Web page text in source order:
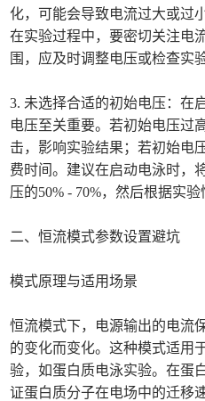
化，可能会导致电流过大或过
在实验过程中，要密切关注电
围，应及时调整电压或检查实
3. 未选择合适的初始电压：在
电压至关重要。若初始电压过
击，影响实验结果；若初始电
费时间。建议在启动电泳时，
压的50% - 70%，然后根据实
二、恒流模式参数设置避坑
模式原理与适用场景
恒流模式下，电源输出的电流
的变化而变化。这种模式适用
验，如蛋白质电泳实验。在蛋
证蛋白质分子在电场中的迁移